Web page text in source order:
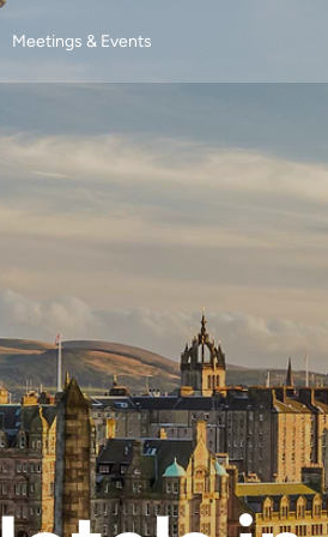
Meetings & Events